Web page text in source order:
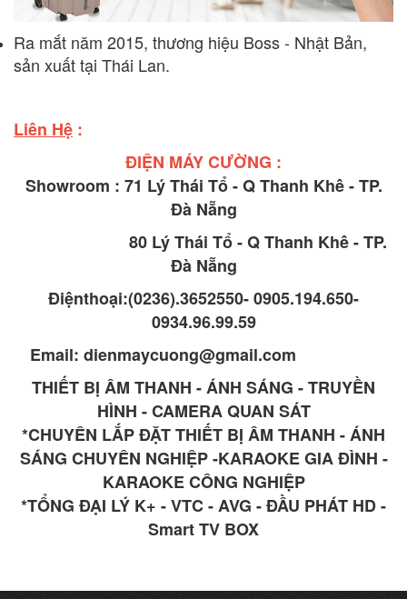
Ra mắt năm 2015, thương hiệu Boss - Nhật Bản,
sản xuất tại Thái Lan.
Liên Hệ :
ĐIỆN MÁY CƯỜNG :
Showroom : 71 Lý Thái Tổ - Q Thanh Khê - TP.
Đà Nẵng
80 Lý Thái Tổ - Q Thanh Khê - TP.
Đà Nẵng
Điệnthoại:(0236).3652550- 0905.194.650-
0934.96.99.59
Email: dienmaycuong@gmail.com
THIẾT BỊ ÂM THANH - ÁNH SÁNG - TRUYỀN
HÌNH - CAMERA QUAN SÁT
*CHUYÊN LẮP ĐẶT THIẾT BỊ ÂM THANH - ÁNH
SÁNG CHUYÊN NGHIỆP -KARAOKE GIA ĐÌNH -
KARAOKE CÔNG NGHIỆP
*TỔNG ĐẠI LÝ K+ - VTC - AVG - ĐẦU PHÁT HD -
Smart TV BOX